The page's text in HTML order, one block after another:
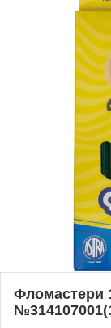
Фломастери